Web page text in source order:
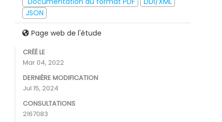
JSON
Page web de l'étude
CRÉÉ LE
Mar 04, 2022
DERNIÈRE MODIFICATION
Jul 15, 2024
CONSULTATIONS
2167083